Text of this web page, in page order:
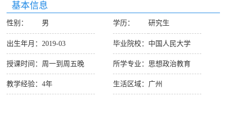
基本信息
性别： 男
出生年月： 2019-03
授课时间： 周一到周五晚
教学经验： 4年
学历： 研究生
毕业院校： 中国人民大学
所学专业： 思想政治教育
生活区域： 广州